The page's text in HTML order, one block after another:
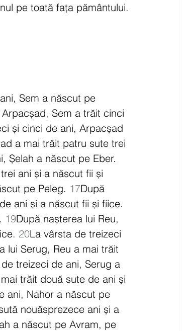
pe toată fața pământului.
Sem a născut pe
Sem a trăit cinci
și cinci de ani, Arpacșad
a mai trăit patru sute trei
Șelah a născut pe Eber.
ani și a născut fii și
pe Peleg. 17După
ani și a născut fii și fiice.
19După nașterea lui Reu,
20La vârsta de treizeci
lui Serug, Reu a mai trăit
treizeci de ani, Serug a
trăit două sute de ani și
ani, Nahor a născut pe
nouăsprezece ani și a
a născut pe Avram, pe